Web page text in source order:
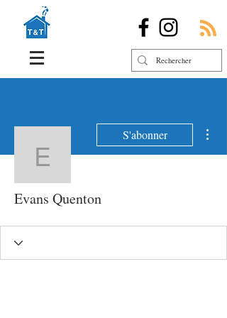
Evans Quenton
S'abonner
Evans Quenton